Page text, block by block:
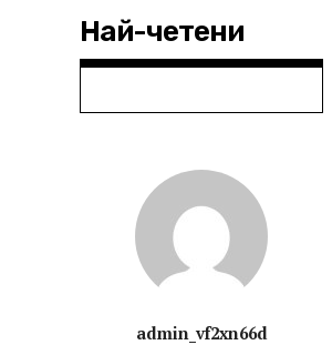
Най-четени
admin_vf2xn66d